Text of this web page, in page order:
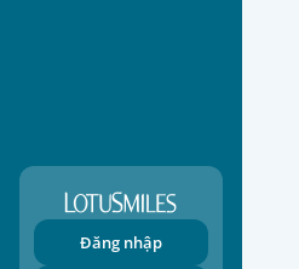
Đăng nhập